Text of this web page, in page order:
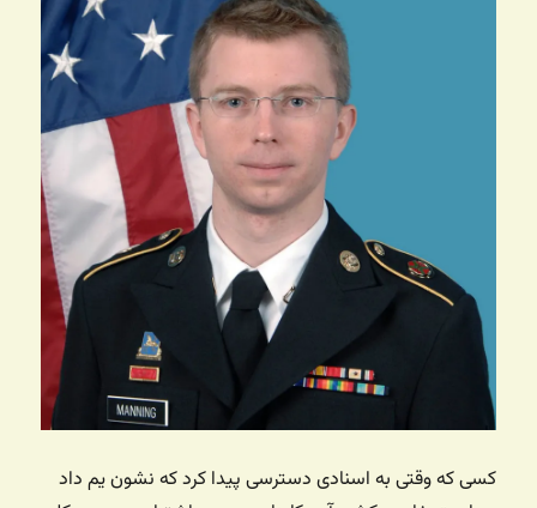
کسی که وقتی به اسنادی دسترسی پیدا کرد که نشون یم داد